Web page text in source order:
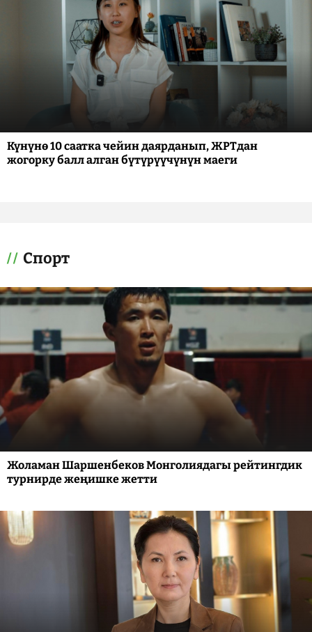
Күнүнө 10 саатка чейин даярданып, ЖРТдан
жогорку балл алган бүтүрүүчүнүн маеги
Спорт
Жоламан Шаршенбеков Монголиядагы рейтингдик
турнирде жеңишке жетти